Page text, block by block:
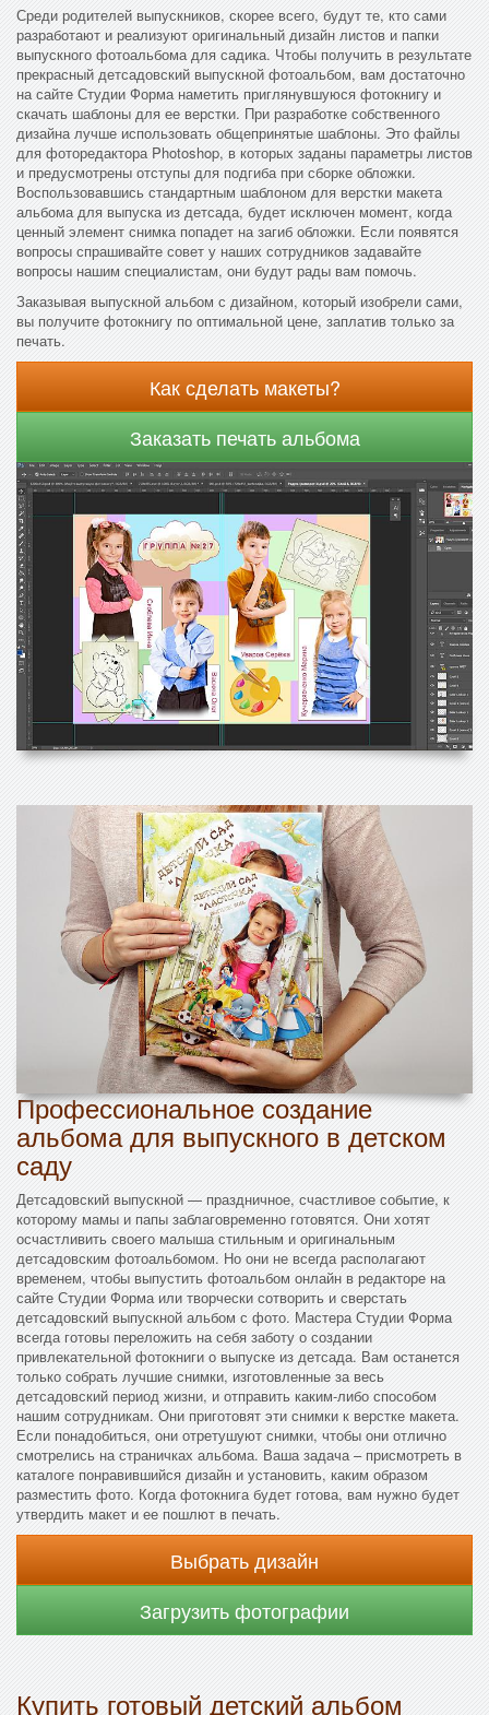
Среди родителей выпускников, скорее всего, будут те, кто сами
разработают и реализуют оригинальный дизайн листов и папки
выпускного фотоальбома для садика. Чтобы получить в результате
прекрасный детсадовский выпускной фотоальбом, вам достаточно
на сайте Студии Форма наметить приглянувшуюся фотокнигу и
скачать шаблоны для ее верстки. При разработке собственного
дизайна лучше использовать общепринятые шаблоны. Это файлы
для фоторедактора Photoshop, в которых заданы параметры листов
и предусмотрены отступы для подгиба при сборке обложки.
Воспользовавшись стандартным шаблоном для верстки макета
альбома для выпуска из детсада, будет исключен момент, когда
ценный элемент снимка попадет на загиб обложки. Если появятся
вопросы спрашивайте совет у наших сотрудников задавайте
вопросы нашим специалистам, они будут рады вам помочь.
Заказывая выпускной альбом с дизайном, который изобрели сами,
вы получите фотокнигу по оптимальной цене, заплатив только за
печать.
Как сделать макеты?
Заказать печать альбома
Профессиональное создание
альбома для выпускного в детском
саду
Детсадовский выпускной — праздничное, счастливое событие, к
которому мамы и папы заблаговременно готовятся. Они хотят
осчастливить своего малыша стильным и оригинальным
детсадовским фотоальбомом. Но они не всегда располагают
временем, чтобы выпустить фотоальбом онлайн в редакторе на
сайте Студии Форма или творчески сотворить и сверстать
детсадовский выпускной альбом с фото. Мастера Студии Форма
всегда готовы переложить на себя заботу о создании
привлекательной фотокниги о выпуске из детсада. Вам останется
только собрать лучшие снимки, изготовленные за весь
детсадовский период жизни, и отправить каким-либо способом
нашим сотрудникам. Они приготовят эти снимки к верстке макета.
Если понадобиться, они отретушуют снимки, чтобы они отлично
смотрелись на страничках альбома. Ваша задача – присмотреть в
каталоге понравившийся дизайн и установить, каким образом
разместить фото. Когда фотокнига будет готова, вам нужно будет
утвердить макет и ее пошлют в печать.
Выбрать дизайн
Загрузить фотографии
Купить готовый детский альбом